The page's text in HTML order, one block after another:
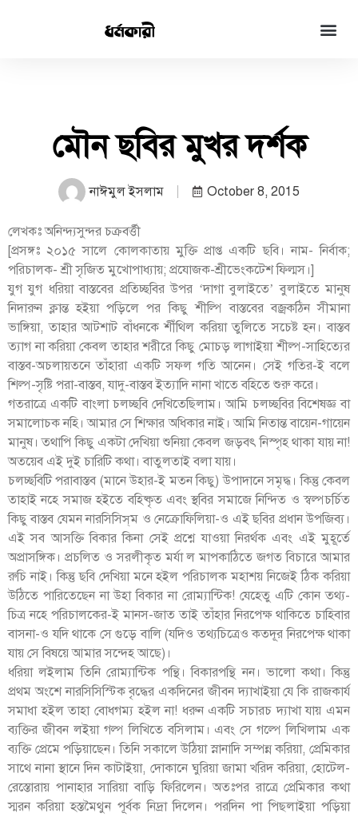
মৌন ছবির মুখর দর্শক
নাঈমুল ইসলাম October 8, 2015
লেখকঃ অনিন্দ্যসুন্দর চক্রবর্ত্তী
[প্রসঙ্গঃ ২০১৫ সালে কোলকাতায় মুক্তি প্রাপ্ত একটি ছবি। নাম- নির্বাক;
পরিচালক- শ্রী সৃজিত মুখোপাধ্যায়; প্রযোজক-শ্রীভেংকটেশ ফিল্মস।]
যুগ যুগ ধরিয়া বাস্তবের প্রতিচ্ছবির উপর ‘দাগা বুলাইতে’ বুলাইতে মানুষ
নিদারুন ক্লান্ত হইয়া পড়িলে পর কিছু শীল্পি বাস্তবের বজ্রকঠিন সীমানা
ভাঙ্গিয়া, তাহার আটশাট বাঁধনকে শীঁথিল করিয়া তুলিতে সচেষ্ট হন। বাস্তব
ত্যাগ না করিয়া কেবল তাহার শরীরে কিছু মোচড় লাগাইয়া শীল্প-সাহিত্যের
বাস্তব-অচলায়তনে তাঁহারা একটি সফল গতি আনেন। সেই গতির-ই বলে
শিল্প-সৃষ্টি পরা-বাস্তব, যাদু-বাস্তব ইত্যাদি নানা খাতে বহিতে শুরু করে।
গতরাত্রে একটি বাংলা চলচ্ছবি দেখিতেছিলাম। আমি চলচ্ছবির বিশেষজ্ঞ বা
সমালোচক নহি। আমার সে শিক্ষার অধিকার নাই। আমি নিতান্ত বায়েন-গায়েন
মানুষ। তথাপি কিছু একটা দেখিয়া শুনিয়া কেবল জড়বৎ নিস্পৃহ থাকা যায় না!
অতয়েব এই দুই চারিটি কথা। বাতুলতাই বলা যায়।
চলচ্ছবিটি পরাবাস্তব (মানে উহার-ই মতন কিছু) উপাদানে সমৃদ্ধ। কিন্তু কেবল
তাহাই নহে সমাজ হইতে বহিষ্কৃত এবং স্থবির সমাজে নিন্দিত ও স্বল্পচর্চিত
কিছু বাস্তব যেমন নারসিসিস্‌ম ও নেক্রোফিলিয়া-ও এই ছবির প্রধান উপজিব্য।
এই সব আসক্তি বিকার কিনা সেই প্রশ্নে যাওয়া নিরর্থক এবং এই মুহূর্তে
অপ্রাসঙ্গিক। প্রচলিত ও সরলীকৃত মর্যা ল মাপকাঠিতে জগত বিচারে আমার
রুচি নাই। কিন্তু ছবি দেখিয়া মনে হইল পরিচালক মহাশয় নিজেই ঠিক করিয়া
উঠিতে পারিতেছেন না উহা বিকার না রোম্যান্টিক! যেহেতু এটি কোন তথ্য-
চিত্র নহে পরিচালকের-ই মানস-জাত তাই তাঁহার নিরপেক্ষ থাকিতে চাহিবার
বাসনা-ও যদি থাকে সে গুড়ে বালি (যদিও তথ্যচিত্রেও কতদূর নিরপেক্ষ থাকা
যায় সে বিষয়ে আমার সন্দেহ আছে)।
ধরিয়া লইলাম তিনি রোম্যান্টিক পন্থি। বিকারপন্থি নন। ভালো কথা। কিন্তু
প্রথম অংশে নারসিসিস্টিক বৃদ্ধের একদিনের জীবন দ্যাখাইয়া যে কি রাজকার্য
সমাধা হইল তাহা বোধগম্য হইল না! ধরুন একটি সচারচ দ্যাখা যায় এমন
ব্যক্তির জীবন লইয়া গল্প লিখিতে বসিলাম। এবং সে গল্পে লিখিলাম এক
ব্যক্তি প্রেমে পড়িয়াছেন। তিনি সকালে উঠিয়া স্নানাদি সম্পন্ন করিয়া, প্রেমিকার
সাথে নানা স্থানে দিন কাটাইয়া, দোকানে ঘুরিয়া জামা খরিদ করিয়া, হোটেল-
রেস্তোরায় পানাহার সারিয়া বাড়ি ফিরিলেন। অতঃপর রাত্রে প্রেমিকার কথা
স্মরন করিয়া হস্তমৈথুন পূর্বক নিদ্রা দিলেন। পরদিন পা পিছলাইয়া পড়িয়া